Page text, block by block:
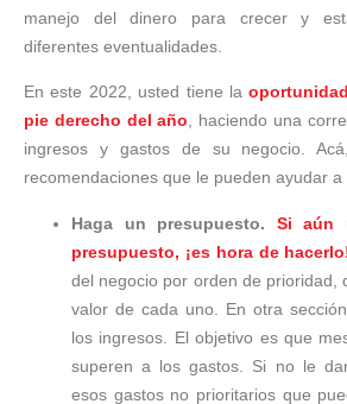
manejo del dinero para crecer y
diferentes eventualidades.
En este 2022, usted tiene la
pie derecho del año, haciendo una
ingresos y gastos de su negocio.
recomendaciones que le pueden ayudar a
Haga un presupuesto.
Si aún
presupuesto, ¡es hora de
del negocio por orden de prioridad,
valor de cada uno. En otra
los ingresos. El objetivo es que
superen a los gastos. Si no le
esos gastos no prioritarios que